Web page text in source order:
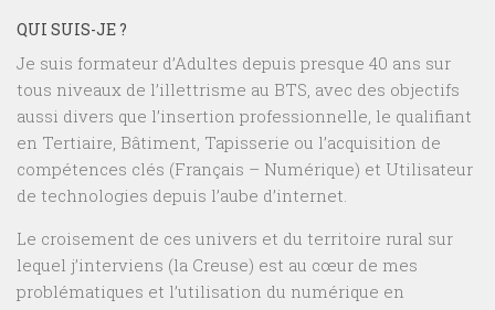
QUI SUIS-JE ?
Je suis formateur d’Adultes depuis presque 40 ans sur
tous niveaux de l’illettrisme au BTS, avec des objectifs
aussi divers que l’insertion professionnelle, le qualifiant
en Tertiaire, Bâtiment, Tapisserie ou l’acquisition de
compétences clés (Français – Numérique) et Utilisateur
de technologies depuis l’aube d’internet.
Le croisement de ces univers et du territoire rural sur
lequel j’interviens (la Creuse) est au cœur de mes
problématiques et l’utilisation du numérique en